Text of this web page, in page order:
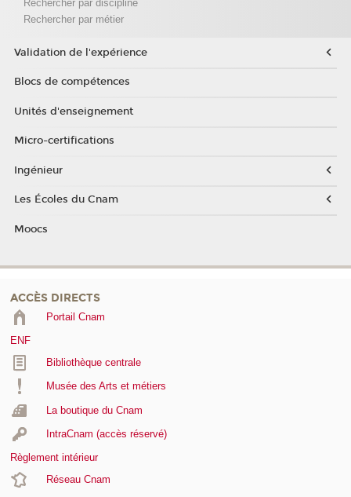
Rechercher par discipline
Rechercher par métier
Validation de l'expérience
Blocs de compétences
Unités d'enseignement
Micro-certifications
Ingénieur
Les Écoles du Cnam
Moocs
ACCÈS DIRECTS
Portail Cnam
ENF
Bibliothèque centrale
Musée des Arts et métiers
La boutique du Cnam
IntraCnam (accès réservé)
Règlement intérieur
Réseau Cnam